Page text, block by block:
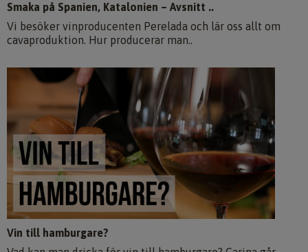
Smaka på Spanien, Katalonien – Avsnitt ..
Vi besöker vinproducenten Perelada och lär oss allt om
cavaproduktion. Hur producerar man..
Vin till hamburgare?